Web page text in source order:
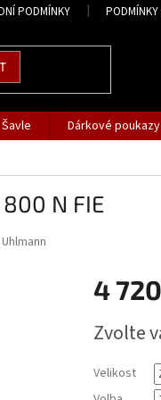
PODMÍNKY
Šavle Dárkové poukazy
N FIE
Uhlmann
4
cena:
Zvolte
Velikost